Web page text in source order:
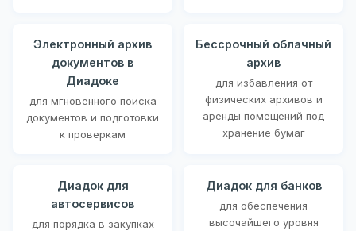
Электронный архив
документов в
Диадоке
для мгновенного поиска
документов и подготовки
к проверкам
Бессрочный облачный
архив
для избавления от
физических архивов и
аренды помещений под
хранение бумаг
Диадок для
автосервисов
для порядка в закупках
Диадок для банков
для обеспечения
высочайшего уровня